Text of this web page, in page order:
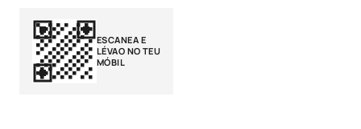
ESCANEA E
LÉVAO NO TEU
MÓBIL